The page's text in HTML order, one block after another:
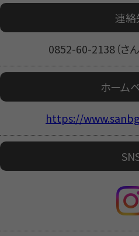
連絡
0852-60-2138（さ
ホーム
https://